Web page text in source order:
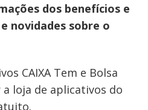
dos benefícios e
novidades sobre o
CAIXA Tem e Bolsa
loja de aplicativos do